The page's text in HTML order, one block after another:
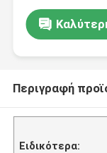
Περιγραφή
Ειδικότερα: